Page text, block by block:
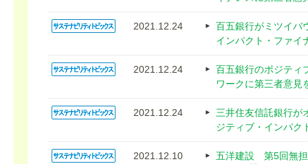
2021.12.24
百五銀行がミツイバ
インパクト・ファイ
2021.12.24
百五銀行のポジティ
ワークに第三者意見
2021.12.24
三井住友信託銀行が
ジティブ・インパク
2021.12.10
五洋建設 第5回無担